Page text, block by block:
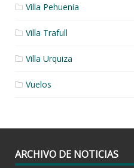
Villa Pehuenia
Villa Trafull
Villa Urquiza
Vuelos
ARCHIVO DE NOTICIAS